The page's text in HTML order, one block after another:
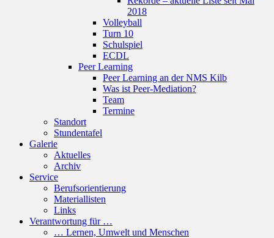
2018
Volleyball
Turn 10
Schulspiel
ECDL
Peer Learning
Peer Learning an der NMS Kilb
Was ist Peer-Mediation?
Team
Termine
Standort
Stundentafel
Galerie
Aktuelles
Archiv
Service
Berufsorientierung
Materiallisten
Links
Verantwortung für …
… Lernen, Umwelt und Menschen